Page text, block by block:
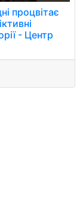
процвітає
- Центр